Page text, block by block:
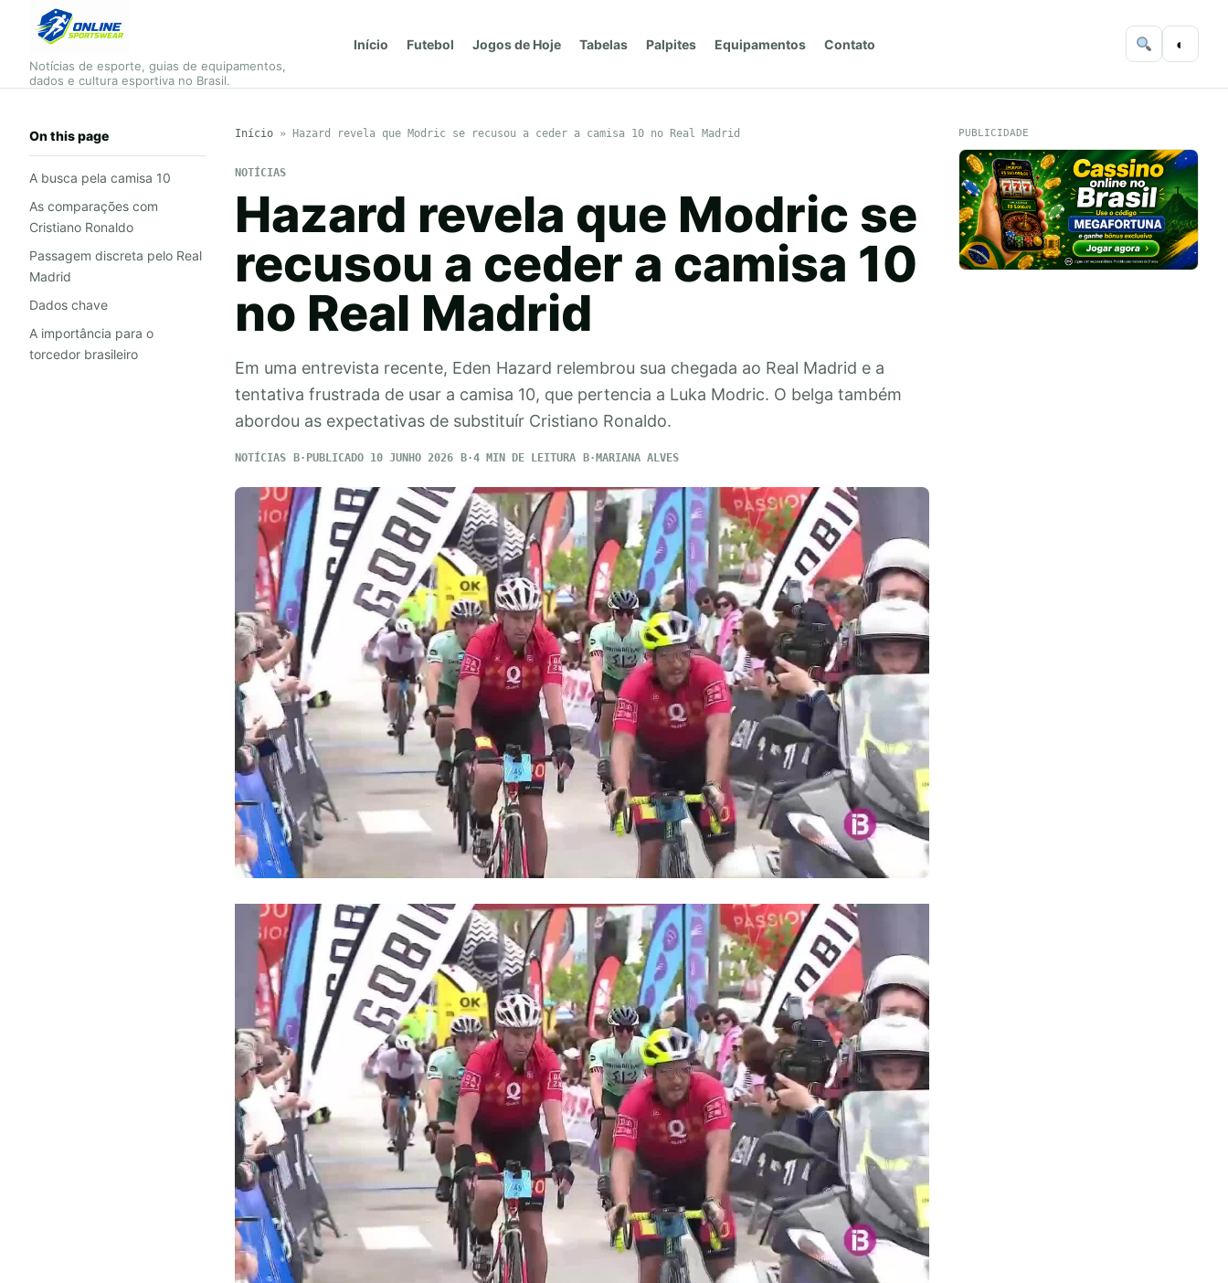
Notícias de esporte, guias de equipamentos,
dados e cultura esportiva no Brasil.
Início Futebol Jogos de Hoje Tabelas Palpites Equipamentos Contato ◐
On this page
A busca pela camisa 10
As comparações com
Cristiano Ronaldo
Passagem discreta pelo Real
Madrid
Dados chave
A importância para o
torcedor brasileiro
Início» Hazard revela que Modric se recusou a ceder a camisa 10 no Real Madrid
NOTÍCIAS
Hazard revela que Modric se
recusou a ceder a camisa 10
no Real Madrid
Em uma entrevista recente, Eden Hazard relembrou sua chegada ao Real Madrid e a
tentativa frustrada de usar a camisa 10, que pertencia a Luka Modric. O belga também
abordou as expectativas de substituír Cristiano Ronaldo.
NOTÍCIAS PUBLICADO 10 JUNHO 2026 4 MIN DE LEITURA MARIANA ALVES
PUBLICIDADE